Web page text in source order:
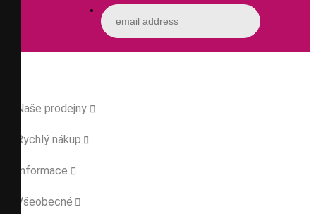
Naše prodejny 
Rychlý nákup 
Informace 
Všeobecné 